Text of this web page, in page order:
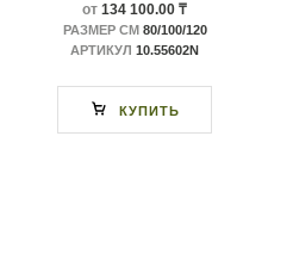
от 134 100.00 ₸
РАЗМЕР СМ80/100/120
АРТИКУЛ 10.55602N
КУПИТЬ